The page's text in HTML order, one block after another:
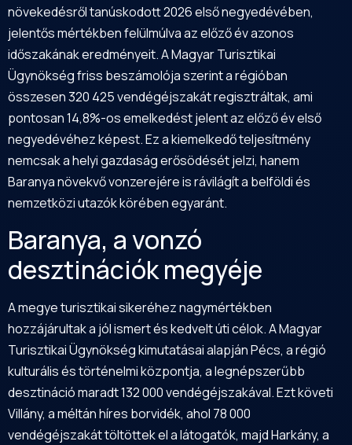
növekedésről tanúskodott 2026 első negyedévében,
jelentős mértékben felülmúlva az előző év azonos
időszakának eredményeit. A Magyar Turisztikai
Ügynökség friss beszámolója szerint a régióban
összesen 320 425 vendégéjszakát regisztráltak, ami
pontosan 14,8%-os emelkedést jelent az előző év első
negyedévéhez képest. Ez a kiemelkedő teljesítmény
nemcsak a helyi gazdaság erősödését jelzi, hanem
Baranyanövekvő vonzerejére is rávilágít a belföldi és
nemzetközi utazók körében egyaránt.
Baranya, a vonzó
desztinációk megyéje
A megye turisztikai sikeréhez nagymértékben
hozzájárultak a jól ismert és kedvelt úti célok. A Magyar
Turisztikai Ügynökség kimutatásai alapján Pécs, a régió
kulturális és történelmi központja, a legnépszerűbb
desztináció maradt 132 000 vendégéjszakával. Ezt követi
Villány, a méltán híres borvidék, ahol 78 000
vendégéjszakát töltöttek el a látogatók, majd Harkány, a